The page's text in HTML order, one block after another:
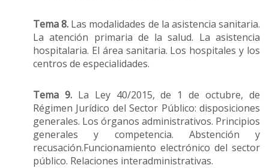
Tema 8. Las modalidades de la asistencia sanitaria.
La atención primaria de la salud. La asistencia
hospitalaria. El área sanitaria. Los hospitales y los
centros de especialidades.
Tema 9.La Ley 40/2015, de 1 de octubre, de
Régimen Jurídico del Sector Público: disposiciones
generales. Los órganos administrativos. Principios
generales y competencia. Abstención y
recusación.Funcionamiento electrónico del sector
público. Relaciones interadministrativas.